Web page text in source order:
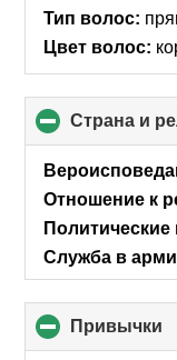
Тип волос:
Цвет волос:
Страна и
Отношение к
Политические
Служба в
Привычки